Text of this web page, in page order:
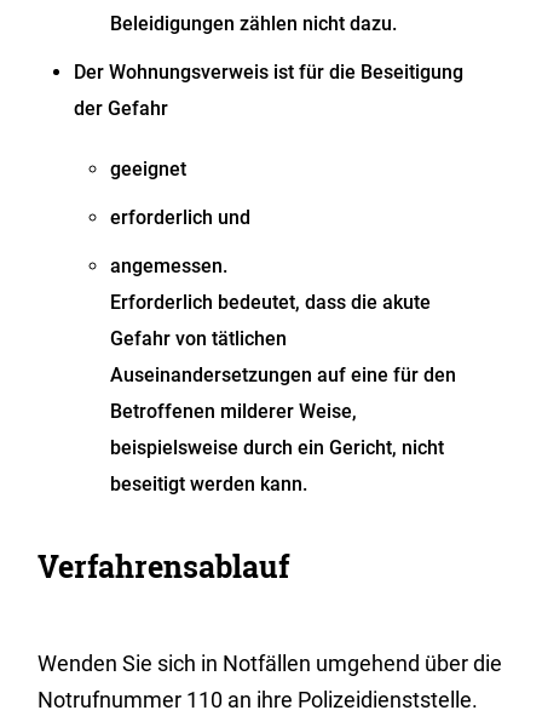
Beleidigungen zählen nicht dazu.
Der Wohnungsverweis ist für die Beseitigung
der Gefahr
geeignet
erforderlich und
angemessen.
Erforderlich bedeutet, dass die akute
Gefahr von tätlichen
Auseinandersetzungen auf eine für den
Betroffenen milderer Weise,
beispielsweise durch ein Gericht, nicht
beseitigt werden kann.
Verfahrensablauf
Wenden Sie sich in Notfällen umgehend über die
Notrufnummer 110 an ihre Polizeidienststelle.